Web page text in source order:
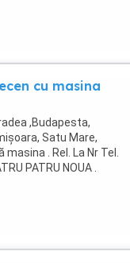
cu masina
,Budapesta,
Satu Mare,
. Rel. La Nr Tel.
PATRU NOUA .